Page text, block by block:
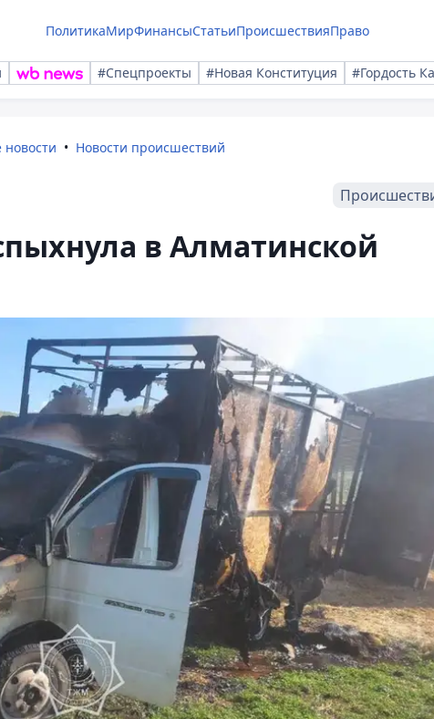
ПолитикаМирФинансыСтатьиПроисшествияПраво
#Спецпроекты #Новая Конституция #Гордость
новости Новости происшествий
в Алматинской